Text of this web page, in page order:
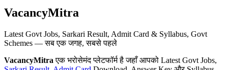
VacancyMitra
Latest Govt Jobs, Sarkari Result, Admit Card & Syllabus, Govt
Schemes — सब एक जगह, सबसे पहले
VacancyMitra एक भरोसेमंद प्लेटफॉर्म है जहाँ आपको Latest Govt Jobs,